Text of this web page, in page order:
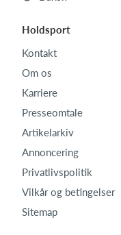
Holdsport
Kontakt
Om os
Karriere
Presseomtale
Artikelarkiv
Annoncering
Privatlivspolitik
Vilkår og betingelser
Sitemap